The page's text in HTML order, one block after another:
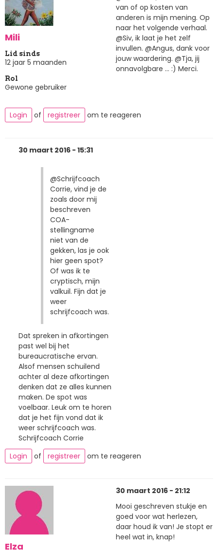
Mili
Lid sinds
12 jaar 5 maanden
Rol
Gewone gebruiker
van of op kosten van
anderen is mijn mening. Op
naar het volgende verhaal.
@Siv, ik laat je het zelf
invullen. @Angus, dank voor
jouw waardering. @Tja, jij
onnavolgbare ... :) Merci.
Login of registreer om te reageren
30 maart 2016 - 15:31
@Schrijfcoach
Corrie, vind je de
zoals door mij
beschreven
COA-
stellingname
niet van de
gekken, las je ook
hier geen spot?
Of was ik te
cryptisch, mijn
valkuil. Fijn dat je
weer
schrijfcoach was.
Dat spreken in afkortingen
past wel bij het
bureaucratische ervan.
Alsof mensen schuilend
achter al deze afkortingen
denken dat ze alles kunnen
maken. De spot was
voelbaar. Leuk om te horen
dat je het fijn vond dat ik
weer schrijfcoach was.
Schrijfcoach Corrie
Login
of registreer om te reageren
Elza
30 maart 2016 - 21:12
Mooi geschreven stukje en
goed voor wat herlezen,
daar houd ik van! Je stopt er
heel wat in, knap!